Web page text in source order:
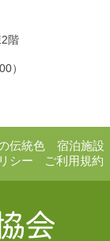
階
）
伝統色
宿泊施設
シー ご利用規約